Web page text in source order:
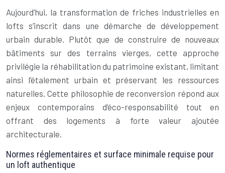
Aujourd’hui, la transformation de friches industrielles en
lofts s’inscrit dans une démarche de développement
urbain durable. Plutôt que de construire de nouveaux
bâtiments sur des terrains vierges, cette approche
privilégie la réhabilitation du patrimoine existant, limitant
ainsi l’étalement urbain et préservant les ressources
naturelles. Cette philosophie de reconversion répond aux
enjeux contemporains d’éco-responsabilité tout en
offrant des logements à forte valeur ajoutée
architecturale.
Normes réglementaires et surface minimale requise pour
un loft authentique